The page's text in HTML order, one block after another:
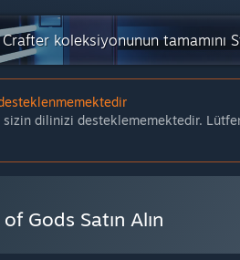
koleksiyonunun tamamını
sizin dilinizi desteklememektedir.
Gods Satın Alın